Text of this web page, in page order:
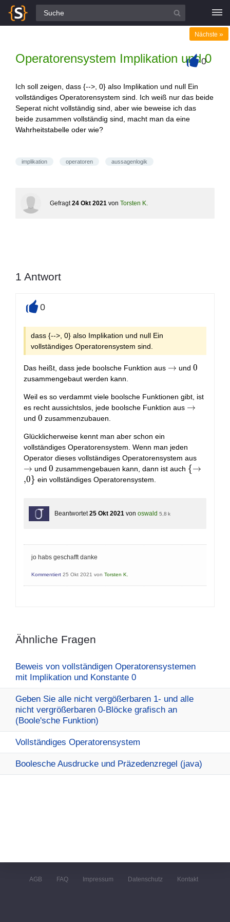
Alle Fragen
Operatorensystem Implikation und 0
Nächste »
0
Ich soll zeigen, dass {-->, 0} also Implikation und null Ein
vollständiges Operatorensystem sind. Ich weiß nur das beide
Seperat nicht vollständig sind, aber wie beweise ich das
beide zusammen vollständig sind, macht man da eine
Wahrheitstabelle oder wie?
implikation operatoren aussagenlogik
Gefragt 24 Okt 2021 von Torsten K.
1 Antwort
0
dass {-->, 0} also Implikation und null Ein
vollständiges Operatorensystem sind.
Das heißt, dass jede boolsche Funktion aus \to
→ und 0
0
zusammengebaut werden kann.
Weil es so verdammt viele boolsche Funktionen gibt, ist
es recht aussichtslos, jede boolsche Funktion aus \to
→
und 0
0 zusammenzubauen.
Glücklicherweise kennt man aber schon ein
vollständiges Operatorensystem. Wenn man jeden
Operator dieses vollständiges Operatorensystem aus
→ und 0
0 zusammengebauen kann, dann ist auch \
{ →
,0} ein vollständiges Operatorensystem.
Beantwortet 25 Okt 2021 von oswald 5,8 k
jo habs geschafft danke
Kommentiert 25 Okt 2021 von Torsten K.
Ähnliche Fragen
Beweis von vollständigen Operatorensystemen
mit Implikation und Konstante 0
Geben Sie alle nicht vergößerbaren 1- und alle
nicht vergrößerbaren 0-Blöcke grafisch an
(Boole'sche Funktion)
Vollständiges Operatorensystem
Boolesche Ausdrucke und Präzedenzregel (java)
AGB FAQ Impressum Datenschutz Kontakt